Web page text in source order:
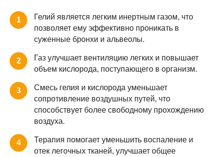
1
Гелий является легким инертным газом, что
позволяет ему эффективно проникать в
суженные бронхи и альвеолы.
2
Газ улучшает вентиляцию легких и повышает
объем кислорода, поступающего в организм.
3
Смесь гелия и кислорода уменьшает
сопротивление воздушных путей, что
способствует более свободному прохождению
воздуха.
4
Терапия помогает уменьшить воспаление и
отек легочных тканей, улучшает общее